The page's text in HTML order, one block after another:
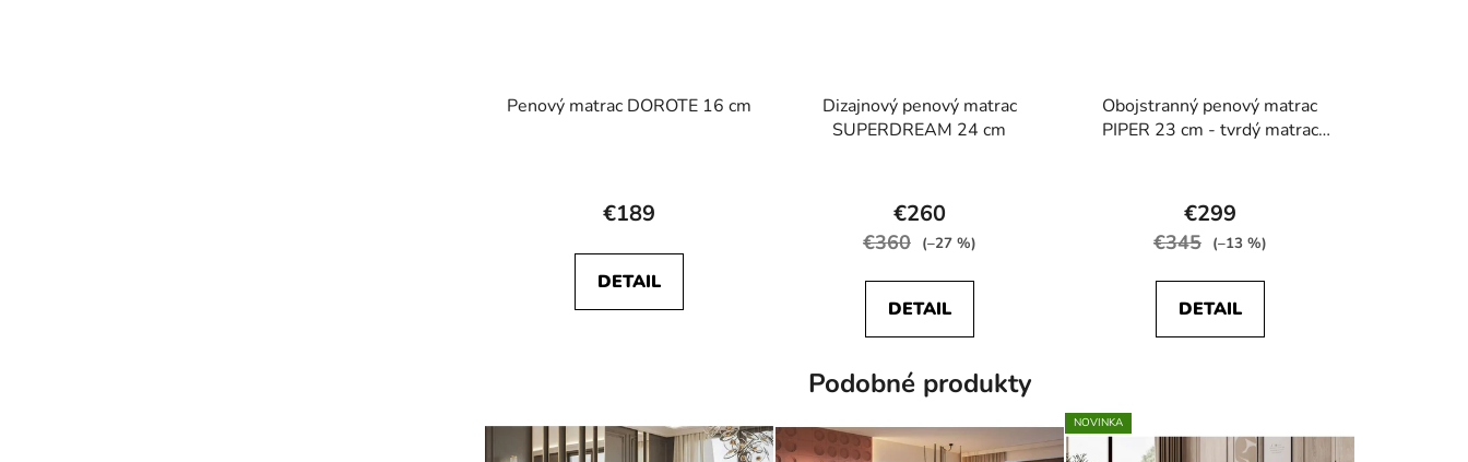
Penový matrac DOROTE 16 cm
hodnotenie
je
5,0
€189
DETAIL
Dizajnový penový matrac
SUPERDREAM 24 cm
hodnotenie
produktu
z
hviezdičiek.
€260
€360 (–27 %)
DETAIL
Obojstranný penový matrac
PIPER 23 cm - tvrdý matrac
hodnotenie
produktu
z
€299
€345 (–13 %)
DETAIL
Podobné produkty
NOVINKA